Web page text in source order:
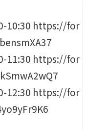
10:30 https://for
11:30 https://for
12:30 https://for